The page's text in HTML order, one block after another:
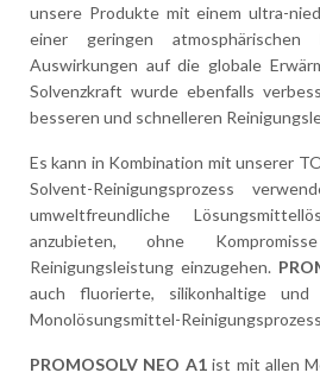
unsere Produkte mit einem ultra-
einer geringen atmosphärischen
Auswirkungen auf die globale
Solvenzkraft wurde ebenfalls
besseren und schnelleren
Es kann in Kombination mit unserer
Solvent-Reinigungsprozess
umweltfreundliche
anzubieten, ohne
Reinigungsleistung einzugehen.
auch fluorierte, silikonhaltige
Monolösungsmittel-
PROMOSOLV NEO A1ist mit allen